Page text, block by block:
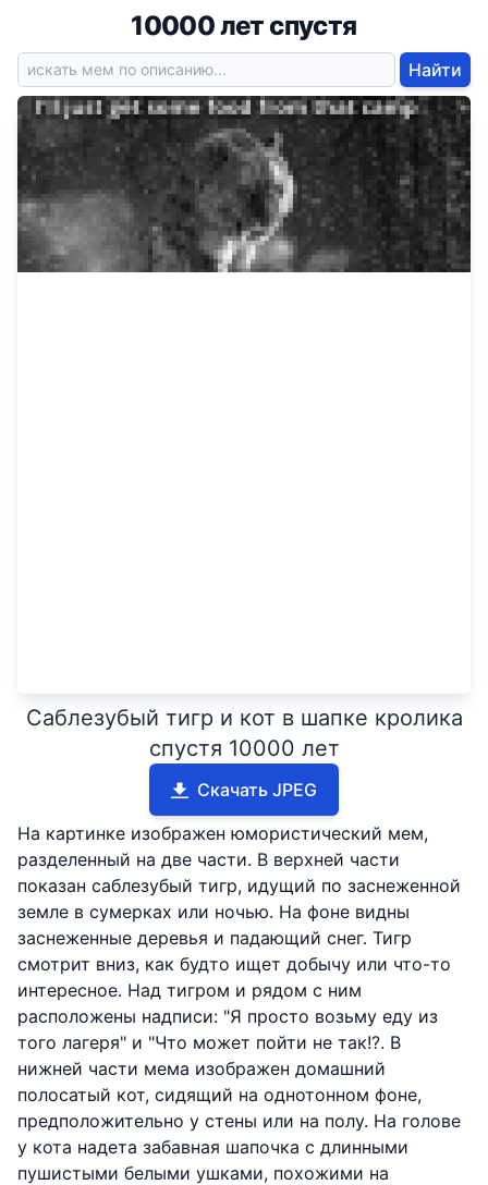
10000 лет спустя
Найти
Саблезубый тигр и кот в шапке кролика
спустя 10000 лет
Скачать JPEG
На картинке изображен юмористический мем,
разделенный на две части. В верхней части
показан саблезубый тигр, идущий по заснеженной
земле в сумерках или ночью. На фоне видны
заснеженные деревья и падающий снег. Тигр
смотрит вниз, как будто ищет добычу или что-то
интересное. Над тигром и рядом с ним
расположены надписи: "Я просто возьму еду из
того лагеря" и "Что может пойти не так!?. В
нижней части мема изображен домашний
полосатый кот, сидящий на однотонном фоне,
предположительно у стены или на полу. На голове
у кота надета забавная шапочка с длинными
пушистыми белыми ушками, похожими на